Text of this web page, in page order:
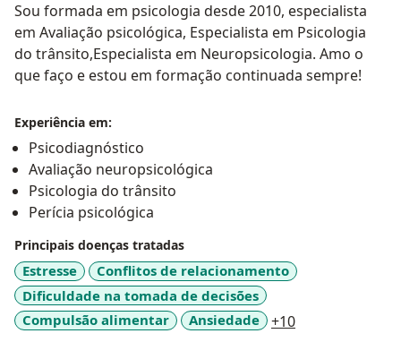
Sou formada em psicologia desde 2010, especialista
em Avaliação psicológica, Especialista em Psicologia
do trânsito,Especialista em Neuropsicologia. Amo o
que faço e estou em formação continuada sempre!
Experiência em:
Psicodiagnóstico
Avaliação neuropsicológica
Psicologia do trânsito
Perícia psicológica
Principais doenças tratadas
Estresse
Conflitos de relacionamento
Dificuldade na tomada de decisões
Compulsão alimentar
Ansiedade +10